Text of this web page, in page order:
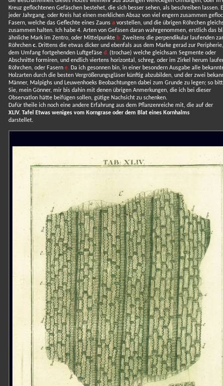
Kreuz geflochtenen Gefäschen bestehet, die sich besser sehen, als beschreiben lassen.
jeder Jahrgang, oder Kreis hat einen merklichen Absaz von viel engern zusammen
Fasern, welche das Geflechte eines Zauns avorstellen, und die übrigen Röhrchen
zusammen halten. Ich habe 4. Arten von Gefäsen daran wahrgenommen, erstlich das
ähnliche Mark im Zentro, oder Mittelpunkte b.Zweitens die perpendikular laufenden
Röhrchen c.Drittens die etwas dicker und ebenfals aus dem Marke gerad zur
dem Umfang fortgehenden Luftgefäse d.(trochae) welche gleichsam Segmente oder
Abschnitte formiren, und endlich viertens horizontal, schreg, oder im Zirkel herum
Röhrchen, oder Fasern e.Da ich gesonnen bin, in einer besondern Ausgabe alle
Holzarten durch die besten Vergrößerungsgläser künftig abzubilden, und der zwei
Männer, Malpighs und Leuwenhoeks Beobachtungen dabei zum Grunde zu legen; so
Sie, mein Gönner, mir bis dahin mit denen übrigen Anmerkungen, die ich bei dieser
Observatlon hätte beifügen sollen, gütige Nachsicht zu schenken.
Dafür theile ich noch eine andere Erfahrung aus dem Pflanzenreiche mit, die auf der
XLIV. Tafel Etwas weniges vom Korngrase oder dem Blat eines Kornhalms
darstellet.